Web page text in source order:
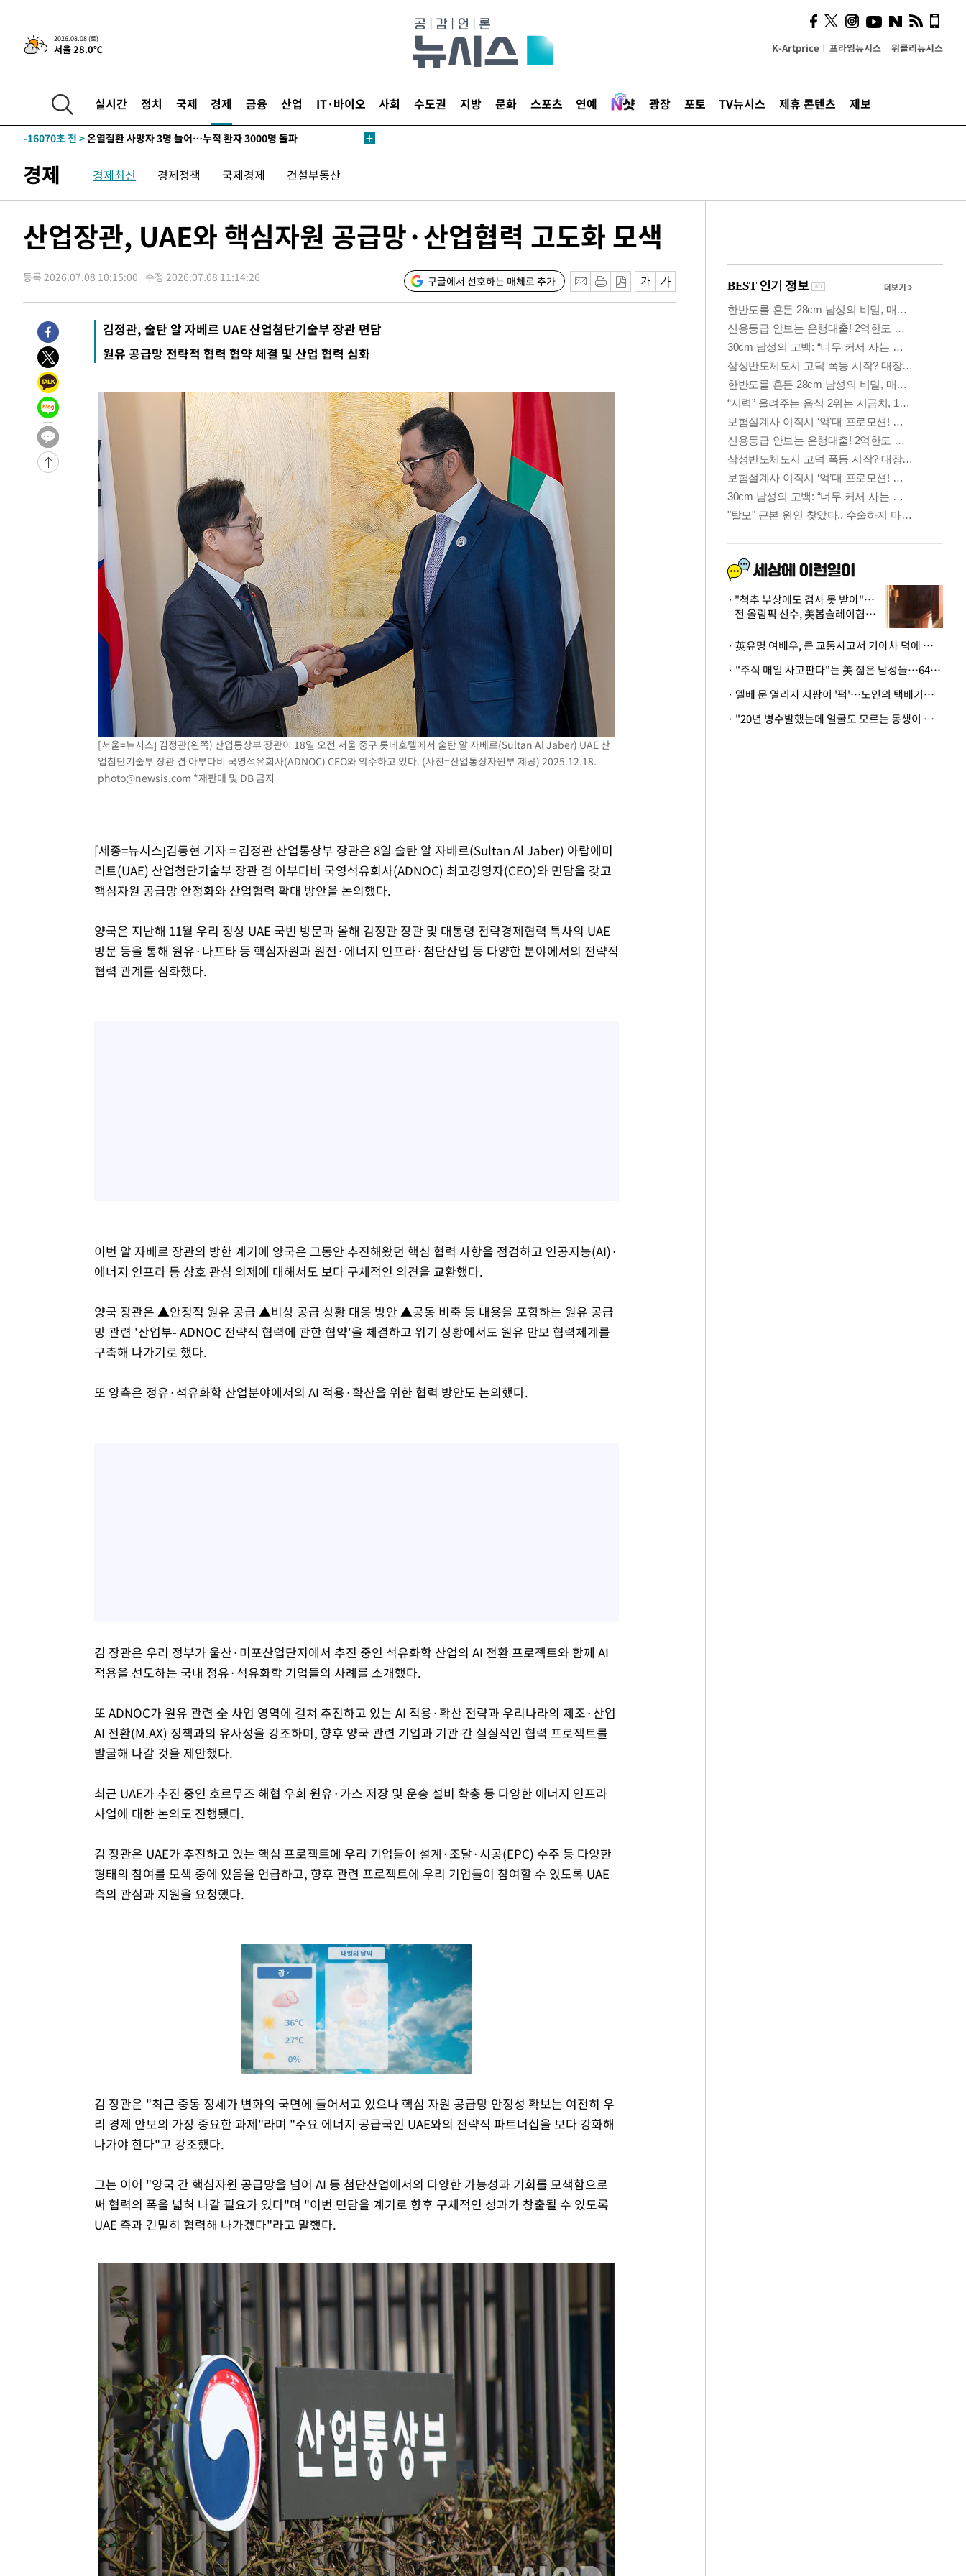
2026.08.08 (토)
서울 28.0℃ K-Artprice 프라임뉴시스 위클리뉴시스
실시간 정치 국제 경제 금융 산업 IT·바이오 사회 수도권 지방 문화 스포츠 연예 광장 포토 TV뉴시스 제휴 콘텐츠 제보
것"
-24275초 전 >[속보]與 당대표 경선, 제주·인천 권리당원 투표 김민석 승리
틀레티코 이적"
-17101초 전 >
수도권 40도 육박 '펄펄'…동해안 일부 지역엔 호의주의보
-16070초 전 >온열질환 사망자 3명 늘어…누적 환자 3000명 돌파
-10015초 전 >강릉에 시간당 81.4㎜ 물폭탄…도로 잠기고 담벼락 붕괴
-6122초 전 >
-3832초 전 >
선재도서 해루질 나섰다 실종 60대, 닷새 만에 숨진 채 발견
-1366초 전 >남자 농구, 나고야 아시안게임서 '홈팀' 일본과 한일전
-742초 전 > 여수 오동도 해상서 모터보트 전복…1명 사망·1명 실종
50분 전 >극한폭염 한풀 꺾이지만…'낮 최고 35도' 무더위, 열대야 계속[다음주 날
2시간 전 >[속보]'압수수색·성접대 논란' 축구협회 "실망과 걱정 안겨드려 죄송"
5시간 전 >'최고 37도' 폭염 지속…강원동해안 최대 150㎜ 비
7시간 전 >
[속보]뉴욕증시 상승 마감…S&P 0.6% 나스닥 1.3%↑
-25591초 전 >
[속보]與최고위원 제주·인천 순회경선…박선원·최민희·서미화·
한민수·김용 순
-25544초 전 >
[속보]김민석, 與 전대 당원투표 누적 득표율 45.42%로 1위… 정
청래 44.56%
-24826초 전 >
42.08%·宋 10.17%
-24360초 전 >
이강인 "아틀레티코 이적 기뻐…등번호 7번 의미보단 팀 위해 뛸
-24295초 전 >
[속보]與 당대표 경선, 제주·인천 권리당원 투표 김민석 승리
-18069초 전 >
낮 최고 35도 '무더위'…동해안 시간당 30㎜ '강한 비'[내일날씨]
-17339초 전 >
[속보]이강인 "감독님이 원하는 마음 느꼈고, 많은 트로피 원해 아
수도권 40도 육박 '펄펄'…동해안 일부 지역엔 호의주의보
온열질환 사망자 3명 늘어…누적 환자 3000명 돌파
강릉에 시간당 81.4㎜ 물폭탄…도로 잠기고 담벼락 붕괴
백운산서 80년근 천종산삼 9뿌리 발견…감정가 1.3억원
선재도서 해루질 나섰다 실종 60대, 닷새 만에 숨진 채 발견
남자 농구, 나고야 아시안게임서 '홈팀' 일본과 한일전
여수 오동도 해상서 모터보트 전복…1명 사망·1명 실종
극한폭염 한풀 꺾이지만…'낮 최고 35도' 무더위, 열대야 계속[다음주 날
축구협회 "압수수색·성접대 논란 사과…쇄신의 기회로 삼겠다"
[속보]'압수수색·성접대 논란' 축구협회 "실망과 걱정 안겨드려 죄송"
'최고 37도' 폭염 지속…강원동해안 최대 150㎜ 비
[속보]뉴욕증시 상승 마감…S&P 0.6% 나스닥 1.3%↑
경제 경제최신 경제정책 국제경제 건설부동산
산업장관, UAE와 핵심자원 공급망·산업협력 고도화 모색
등록 2026.07.08 10:15:00 수정 2026.07.08 11:14:26 구글에서 선호하는 매체로 추가
김정관, 술탄 알 자베르 UAE 산업첨단기술부 장관 면담
원유 공급망 전략적 협력 협약 체결 및 산업 협력 심화
[서울=뉴시스] 김정관(왼쪽) 산업통상부 장관이 18일 오전 서울 중구 롯데호텔에서 술탄 알 자베르(Sultan Al Jaber) UAE 산
업첨단기술부 장관 겸 아부다비 국영석유회사(ADNOC) CEO와 악수하고 있다. (사진=산업통상자원부 제공) 2025.12.18.
photo@newsis.com *재판매 및 DB 금지
[세종=뉴시스]김동현 기자 = 김정관 산업통상부 장관은 8일 술탄 알 자베르(Sultan Al Jaber) 아랍에미
리트(UAE) 산업첨단기술부 장관 겸 아부다비 국영석유회사(ADNOC) 최고경영자(CEO)와 면담을 갖고
핵심자원 공급망 안정화와 산업협력 확대 방안을 논의했다.
양국은 지난해 11월 우리 정상 UAE 국빈 방문과 올해 김정관 장관 및 대통령 전략경제협력 특사의 UAE
방문 등을 통해 원유·나프타 등 핵심자원과 원전·에너지 인프라·첨단산업 등 다양한 분야에서의 전략적
협력 관계를 심화했다.
이번 알 자베르 장관의 방한 계기에 양국은 그동안 추진해왔던 핵심 협력 사항을 점검하고 인공지능(AI)·
에너지 인프라 등 상호 관심 의제에 대해서도 보다 구체적인 의견을 교환했다.
양국 장관은 ▲안정적 원유 공급 ▲비상 공급 상황 대응 방안 ▲공동 비축 등 내용을 포함하는 원유 공급
망 관련 '산업부- ADNOC 전략적 협력에 관한 협약'을 체결하고 위기 상황에서도 원유 안보 협력체계를
구축해 나가기로 했다.
또 양측은 정유·석유화학 산업분야에서의 AI 적용·확산을 위한 협력 방안도 논의했다.
김 장관은 우리 정부가 울산·미포산업단지에서 추진 중인 석유화학 산업의 AI 전환 프로젝트와 함께 AI
적용을 선도하는 국내 정유·석유화학 기업들의 사례를 소개했다.
또 ADNOC가 원유 관련 全 사업 영역에 걸쳐 추진하고 있는 AI 적용·확산 전략과 우리나라의 제조·산업
AI 전환(M.AX) 정책과의 유사성을 강조하며, 향후 양국 관련 기업과 기관 간 실질적인 협력 프로젝트를
발굴해 나갈 것을 제안했다.
최근 UAE가 추진 중인 호르무즈 해협 우회 원유·가스 저장 및 운송 설비 확충 등 다양한 에너지 인프라
사업에 대한 논의도 진행됐다.
김 장관은 UAE가 추진하고 있는 핵심 프로젝트에 우리 기업들이 설계·조달·시공(EPC) 수주 등 다양한
형태의 참여를 모색 중에 있음을 언급하고, 향후 관련 프로젝트에 우리 기업들이 참여할 수 있도록 UAE
측의 관심과 지원을 요청했다.
Mute
김 장관은 "최근 중동 정세가 변화의 국면에 들어서고 있으나 핵심 자원 공급망 안정성 확보는 여전히 우
리 경제 안보의 가장 중요한 과제"라며 "주요 에너지 공급국인 UAE와의 전략적 파트너십을 보다 강화해
나가야 한다"고 강조했다.
그는 이어 "양국 간 핵심자원 공급망을 넘어 AI 등 첨단산업에서의 다양한 가능성과 기회를 모색함으로
써 협력의 폭을 넓혀 나갈 필요가 있다"며 "이번 면담을 계기로 향후 구체적인 성과가 창출될 수 있도록
UAE 측과 긴밀히 협력해 나가겠다"라고 말했다.
사이 해답 찾았죠"…알을
깨고 나온 '초자아'
"척추 부상에도 검사 못 받아"…
전 올림픽 선수, 美봅슬레이협회
· 英유명 여배우, 큰 교통사고서 기아차 덕에 살았다
· "주식 매일 사고판다"는 美 젊은 남성들…64%가 "나는 인생의 패배자“
· 엘베 문 열리자 지팡이 '퍽'…노인의 택배기사 폭행 이유
· "20년 병수발했는데 얼굴도 모르는 동생이 유산 절반을"…배다른 형제 상속권 있을까